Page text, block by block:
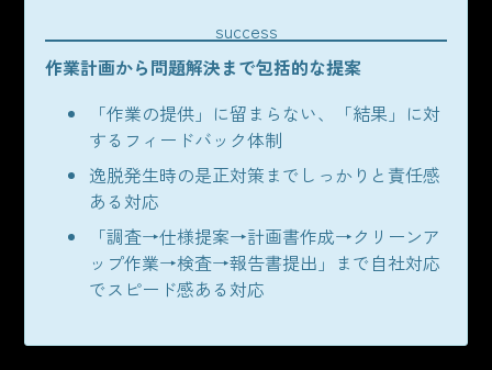
success
作業計画から問題解決まで包括的な提案
「作業の提供」に留まらない、「結果」に対
するフィードバック体制
逸脱発生時の是正対策までしっかりと責任感
ある対応
「調査→仕様提案→計画書作成→クリーンア
ップ作業→検査→報告書提出」まで自社対応
でスピード感ある対応